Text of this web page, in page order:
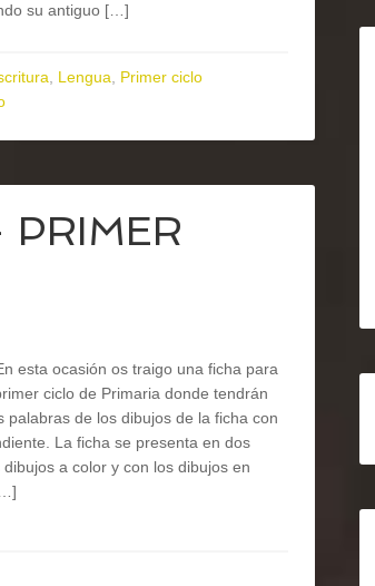
su antiguo […]
Lengua
Primer ciclo
esta ocasión os traigo una ficha para
ciclo de Primaria donde tendrán
palabras de los dibujos de la ficha con
La ficha se presenta en dos
a color y con los dibujos en